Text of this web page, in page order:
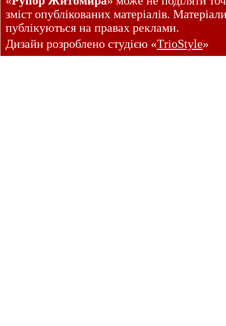
зміст опублікованих матеріалів.
публікуються на правах реклами.
Дизайн розроблено студією «TrioStyle»